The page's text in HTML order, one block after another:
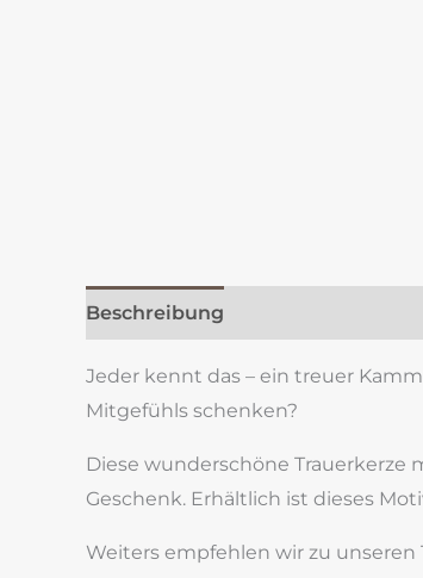
Beschreibung
Jeder kennt das – ein treuer
Mitgefühls schenken?
Diese wunderschöne Trauerkerze
Geschenk. Erhältlich ist dieses
Weiters empfehlen wir zu unseren